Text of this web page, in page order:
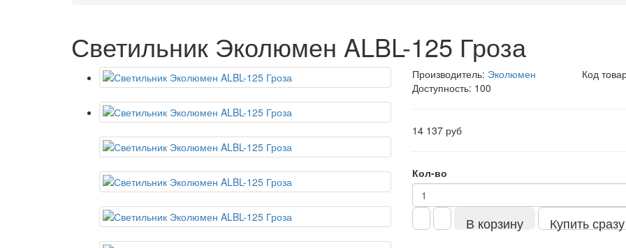
Светильник Эколюмен ALBL-125 Гроза
Производитель: Эколюмен Код
Доступность: 100
14 137 руб
Кол-во
В корзину Купить сразу